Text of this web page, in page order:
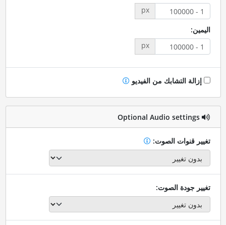
px
اليمين:
px
إزالة التشابك من الفيديو
Optional Audio settings
تغيير قنوات الصوت:
تغيير جودة الصوت: